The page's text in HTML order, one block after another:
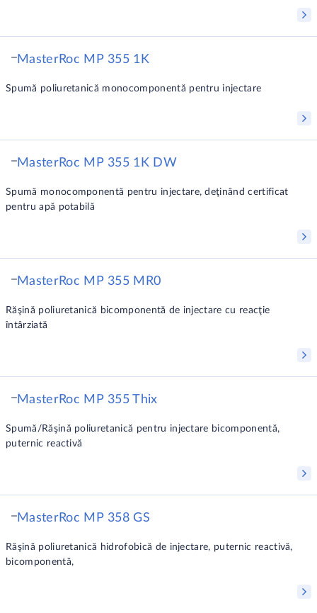
MasterRoc MP 355 1K
Spumă poliuretanică monocomponentă pentru injectare
MasterRoc MP 355 1K DW
Spumă monocomponentă pentru injectare, deţinând certificat
pentru apă potabilă
MasterRoc MP 355 MR0
Răşină poliuretanică bicomponentă de injectare cu reacţie
întârziată
MasterRoc MP 355 Thix
Spumă/Răşină poliuretanică pentru injectare bicomponentă,
puternic reactivă
MasterRoc MP 358 GS
Răşină poliuretanică hidrofobică de injectare, puternic reactivă,
bicomponentă,